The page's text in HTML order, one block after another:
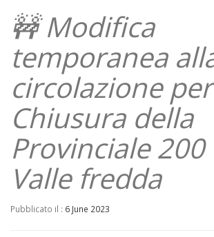
🚧 Modifica
temporanea
circolazione per
Chiusura della
Provinciale 200
Valle fredda
Pubblicato il : 6 June 2023